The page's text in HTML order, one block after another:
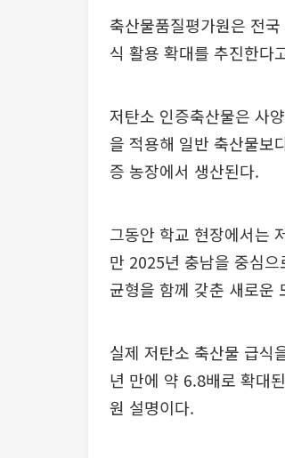
축산물품질평가원은 전
식 활용 확대를 추진한다
저탄소 인증축산물은 사
을 적용해 일반 축산물보
증 농장에서 생산된다.
그동안 학교 현장에서는
만 2025년 충남을 중심
균형을 함께 갖춘 새로운
실제 저탄소 축산물 급식
년 만에 약 6.8배로 확대
원 설명이다.